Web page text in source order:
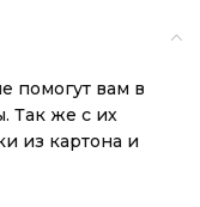
помогут вам в
Так же с их
из картона и